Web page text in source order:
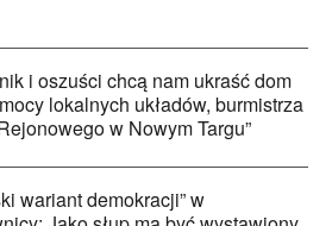
i oszuści chcą nam ukraść dom
lokalnych układów, burmistrza
w Nowym Targu”
wariant demokracji” w